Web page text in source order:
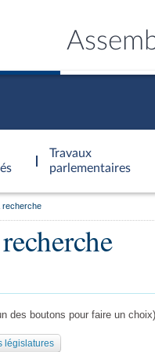
Travaux
parlementaires
recherche
des boutons pour faire un choix)
législatures